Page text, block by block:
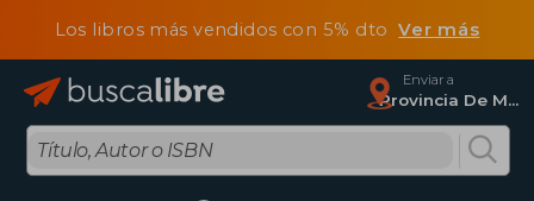
Los libros más vendidos con 5% dtoVer más
Enviar a
Provincia De Madrid